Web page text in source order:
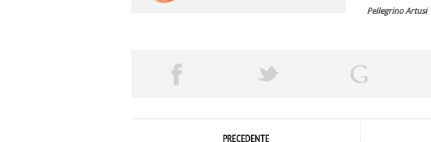
Pellegrino Artusi
PRECEDENTE